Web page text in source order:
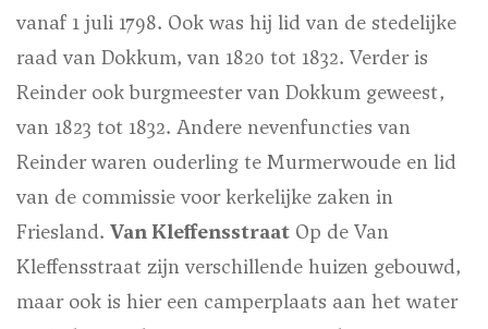
vanaf 1 juli 1798. Ook was hij lid van de stedelijke
raad van Dokkum, van 1820 tot 1832. Verder is
Reinder ook burgmeester van Dokkum geweest,
van 1823 tot 1832. Andere nevenfuncties van
Reinder waren ouderling te Murmerwoude en lid
van de commissie voor kerkelijke zaken in
Friesland. Van Kleffensstraat Op de Van
Kleffensstraat zijn verschillende huizen gebouwd,
maar ook is hier een camperplaats aan het water